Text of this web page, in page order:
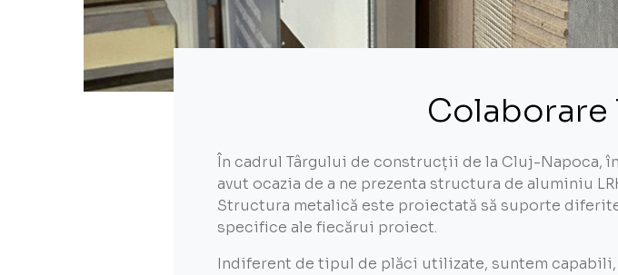
În cadrul Târgului de construcții de la Cluj-Napoca,
avut ocazia de a ne prezenta structura de aluminiu
Structura metalică este proiectată să suporte
specifice ale fiecărui proiect.
Indiferent de tipul de plăci utilizate, suntem